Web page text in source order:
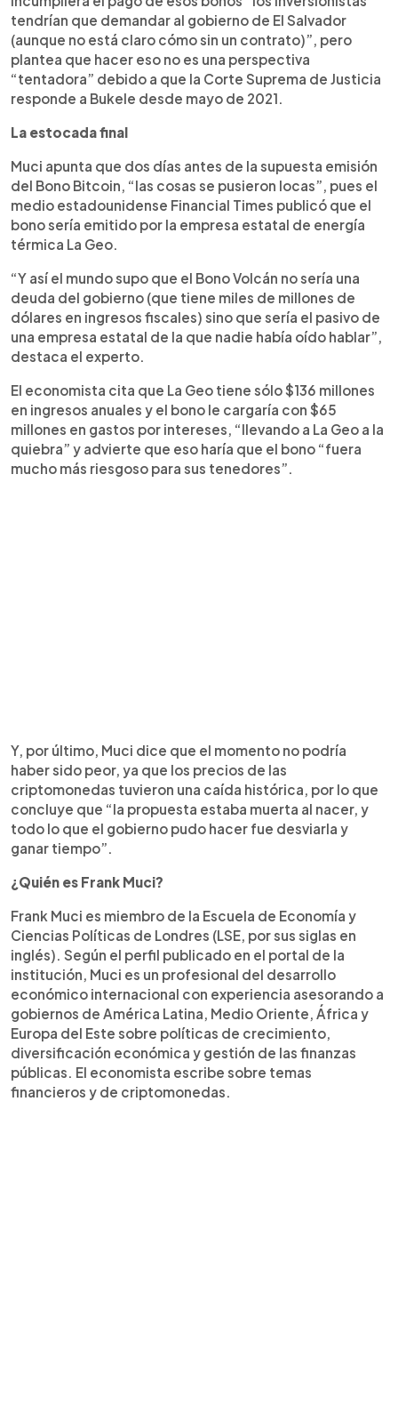
tendrían que demandar al gobierno de El Salvador
(aunque no está claro cómo sin un contrato)”, pero
plantea que hacer eso no es una perspectiva
“tentadora” debido a que la Corte Suprema de Justicia
responde a Bukele desde mayo de 2021.
La estocada final
Muci apunta que dos días antes de la supuesta emisión
del Bono Bitcoin, “las cosas se pusieron locas”, pues el
medio estadounidense Financial Times publicó que el
bono sería emitido por la empresa estatal de energía
térmica La Geo.
“Y así el mundo supo que el Bono Volcán no sería una
deuda del gobierno (que tiene miles de millones de
dólares en ingresos fiscales) sino que sería el pasivo de
una empresa estatal de la que nadie había oído hablar”,
destaca el experto.
El economista cita que La Geo tiene sólo $136 millones
en ingresos anuales y el bono le cargaría con $65
millones en gastos por intereses, “llevando a La Geo a la
quiebra” y advierte que eso haría que el bono “fuera
mucho más riesgoso para sus tenedores”.
Y, por último, Muci dice que el momento no podría
haber sido peor, ya que los precios de las
criptomonedas tuvieron una caída histórica, por lo que
concluye que “la propuesta estaba muerta al nacer, y
todo lo que el gobierno pudo hacer fue desviarla y
ganar tiempo”.
¿Quién es Frank Muci?
Frank Muci es miembro de la Escuela de Economía y
Ciencias Políticas de Londres (LSE, por sus siglas en
inglés). Según el perfil publicado en el portal de la
institución, Muci es un profesional del desarrollo
económico internacional con experiencia asesorando a
gobiernos de América Latina, Medio Oriente, África y
Europa del Este sobre políticas de crecimiento,
diversificación económica y gestión de las finanzas
públicas. El economista escribe sobre temas
financieros y de criptomonedas.